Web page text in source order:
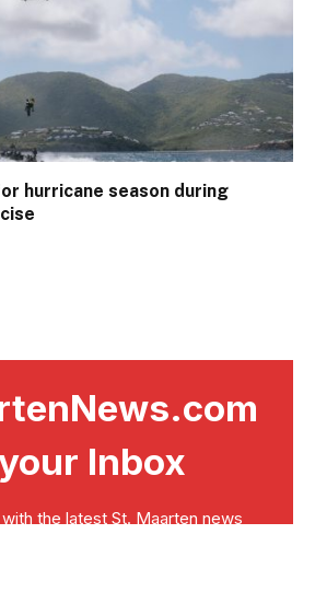
hurricane season during